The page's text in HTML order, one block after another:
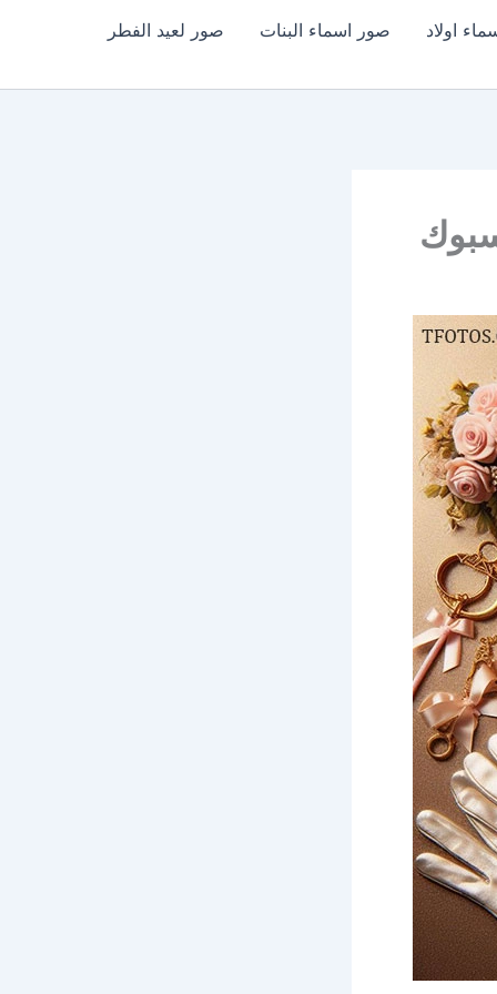
اولاد صور اسماء البنات صور لعيد الفطر